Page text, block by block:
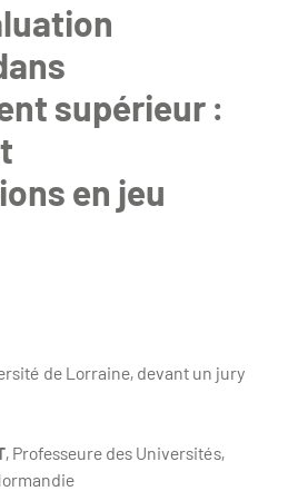
supérieur :
en jeu
de Lorraine, devant un jury
, Professeure des Universités,